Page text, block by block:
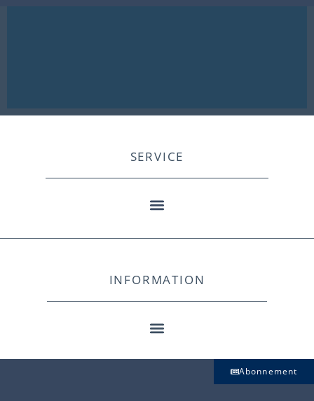
SERVICE
INFORMATION
Abonnement